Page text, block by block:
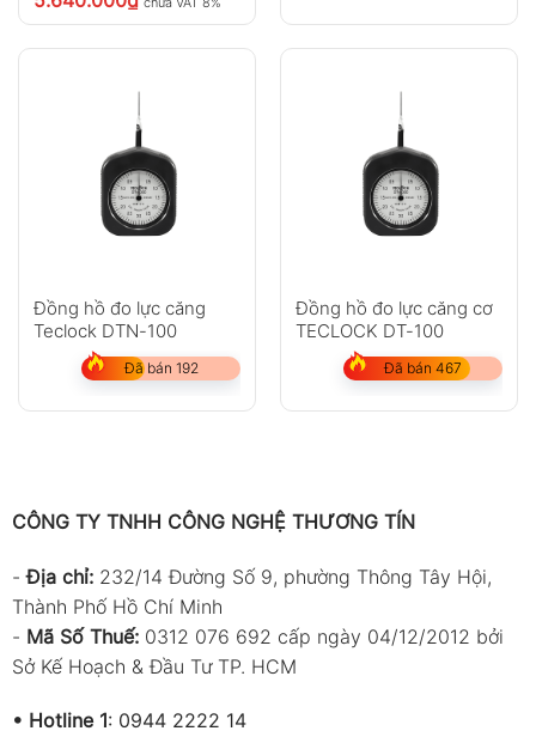
Đồng hồ đo lực căng
Teclock DTN-100
Đã bán 192
Đồng hồ đo lực căng cơ
TECLOCK DT-100
Đã bán 467
CÔNG TY TNHH CÔNG NGHỆ THƯƠNG TÍN
-Địa chỉ: 232/14 Đường Số 9, phường Thông Tây Hội,
Thành Phố Hồ Chí Minh
- Mã Số Thuế: 0312 076 692 cấp ngày 04/12/2012 bởi
Sở Kế Hoạch & Đầu Tư TP. HCM
• Hotline 1: 0944 2222 14